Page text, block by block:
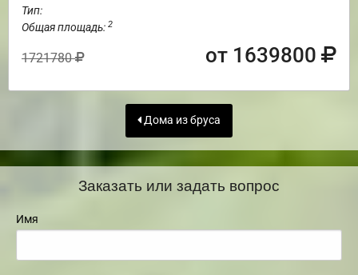
Тип:
Общая площадь: 2
1721780 от 1639800
Дома из бруса
Заказать или задать вопрос
Имя